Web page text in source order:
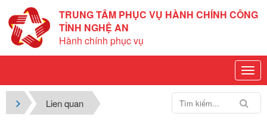
TRUNG TÂM PHỤC VỤ HÀNH CHÍNH CÔNG
TỈNH NGHỆ AN
Hành chính phục vụ
Lien quan